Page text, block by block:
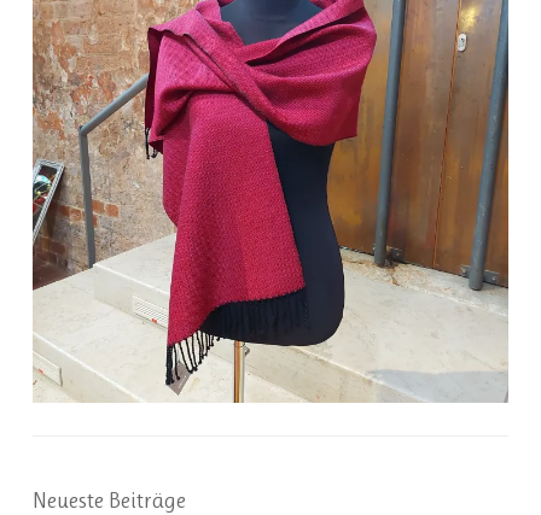
Neueste Beiträge